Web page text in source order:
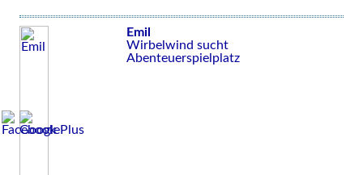
Emil
Wirbelwind sucht
Abenteuerspielplatz